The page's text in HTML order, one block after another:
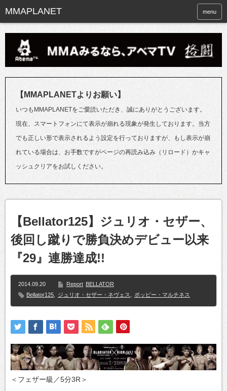
menu
【MMAPLANETよりお願い】
いつもMMAPLANETをご愛読いただき、誠にありがとうございます。
現在、スマートフォンにて表示が崩れる現象が発生しております。当方
でも正しい形で表示されるよう設定を行っておりますが、もし表示が崩
れている場合は、お手数ですがページの再読み込み（リロード）かキャ
ッシュクリアをお試しください。
【Bellator125】ジュリオ・セザー、
後回し蹴りで勝負決めデビュー以来
『29』連勝達成!!
2014.09.20 Report BELLATOR
Bellator125
ジュリオ・セザー・ネヴェス ポッピー・マルチネス
＜フェザー級／5分3R＞